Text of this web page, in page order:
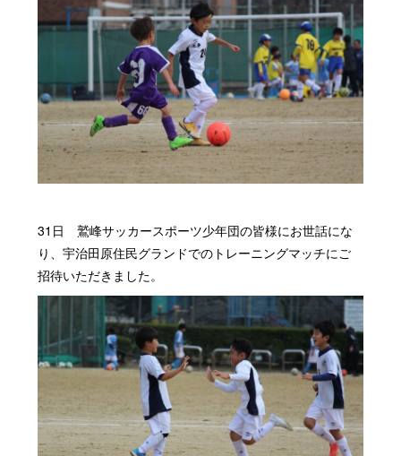
31日 鷲峰サッカースポーツ少年団の皆様にお世話にな
り、宇治田原住民グランドでのトレーニングマッチにご
招待いただきました。